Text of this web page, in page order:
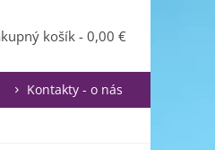
košík- 0,00 €
Kontakty - o nás